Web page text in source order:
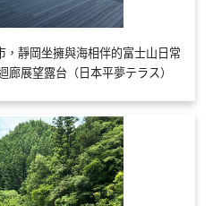
靜岡坐擁與海相伴的富士山日常
展望露台（日本平夢テラス）